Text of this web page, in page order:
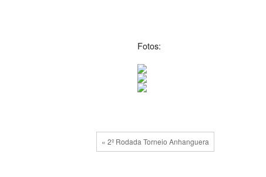
Fotos:
« 2º Rodada Torneio Anhanguera